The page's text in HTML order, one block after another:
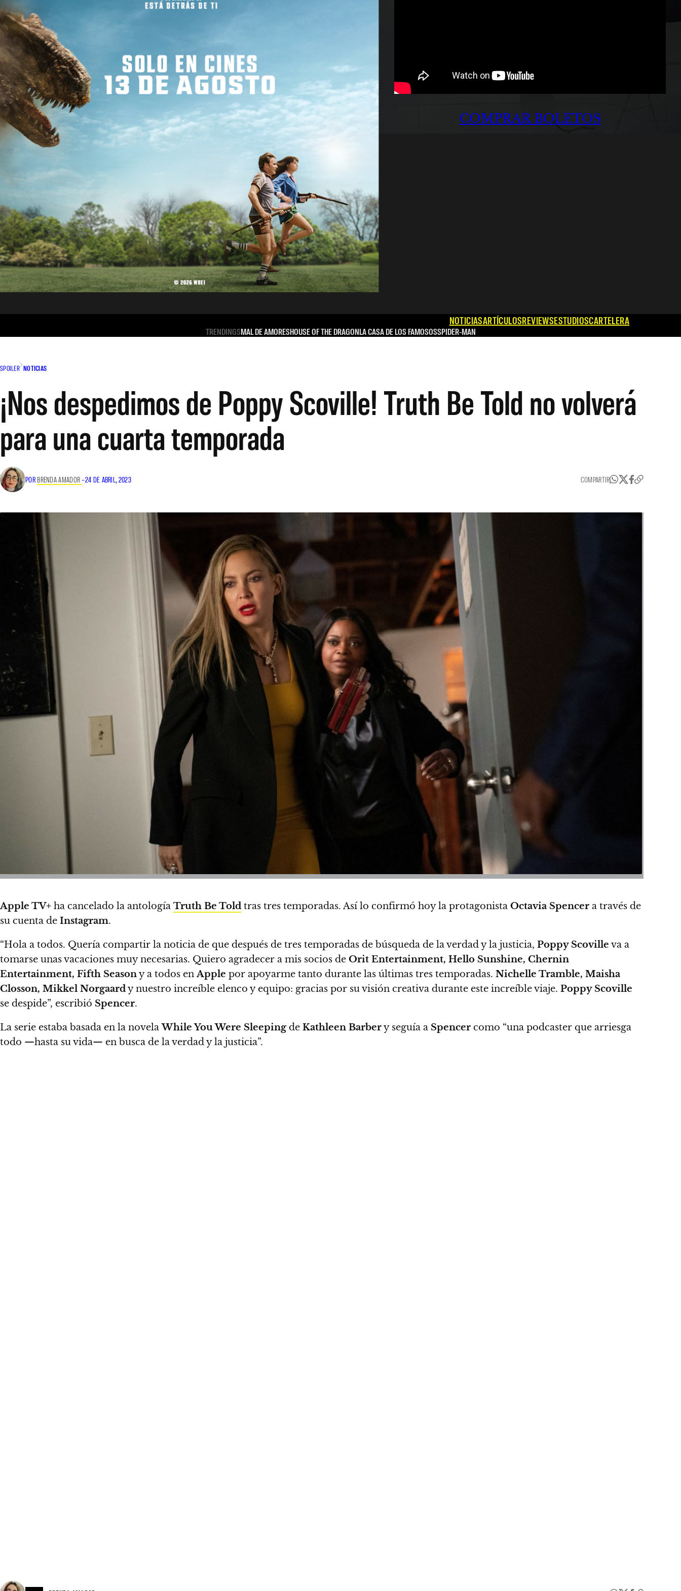
COMPRAR BOLETOS
NOTICIASARTÍCULOSREVIEWSESTUDIOSCARTELERA
TRENDINGSMAL DE AMORESHOUSE OF THE DRAGONLA CASA DE LOS FAMOSOSSPIDER-MAN
SPOILER NOTICIAS
¡Nos despedimos de Poppy Scoville! Truth Be Told no volverá
para una cuarta temporada
POR BRENDA AMADOR–24 DE ABRIL, 2023 COMPARTIR
Apple TV+ ha cancelado la antología Truth Be Told tras tres temporadas. Así lo confirmó hoy la protagonista Octavia Spencer a través de
su cuenta de Instagram.
“Hola a todos. Quería compartir la noticia de que después de tres temporadas de búsqueda de la verdad y la justicia, Poppy Scoville va a
tomarse unas vacaciones muy necesarias. Quiero agradecer a mis socios de Orit Entertainment, Hello Sunshine, Chernin
Entertainment, Fifth Seasony a todos enApple por apoyarme tanto durante las últimas tres temporadas. Nichelle Tramble, Maisha
Closson, Mikkel Norgaardy nuestro increíble elenco y equipo: gracias por su visión creativa durante este increíble viaje. Poppy Scoville
se despide”, escribió Spencer.
La serie estaba basada en la novelaWhile You Were Sleepingde Kathleen Barbery seguía a Spencer como “una podcaster que arriesga
todo —hasta su vida— en busca de la verdad y la justicia”.